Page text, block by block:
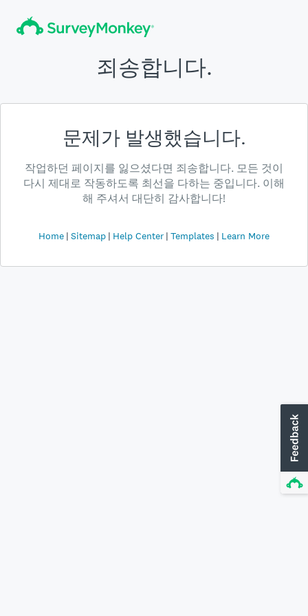
죄송합니다.
문제가 발생했습니다.
작업하던 페이지를 잃으셨다면 죄송합니다. 모든 것이
다시 제대로 작동하도록 최선을 다하는 중입니다. 이해
해 주셔서 대단히 감사합니다!
Home Sitemap Help Center Templates Learn More